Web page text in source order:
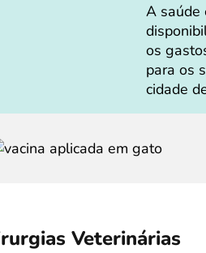
A saúde
os
para os
cidade
Veterinárias